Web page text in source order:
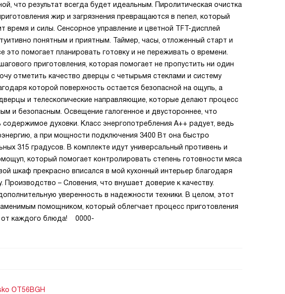
что результат всегда будет идеальным. Пиролитическая очистка
жир и загрязнения превращаются в пепел, который
время и силы. Сенсорное управление и цветной TFT-дисплей
понятным и приятным. Таймер, часы, отложенный старт и
это помогает планировать готовку и не переживать о времени.
приготовления, которая помогает не пропустить ни один
отметить качество дверцы с четырьмя стеклами и систему
которой поверхность остается безопасной на ощупь, а
и телескопические направляющие, которые делают процесс
и безопасным. Освещение галогенное и двустороннее, что
духовки. Класс энергопотребления A++ радует, ведь
а при мощности подключения 3400 Вт она быстро
315 градусов. В комплекте идут универсальный противень и
который помогает контролировать степень готовности мяса
шкаф прекрасно вписался в мой кухонный интерьер благодаря
Производство – Словения, что внушает доверие к качеству.
уверенность в надежности техники. В целом, этот
помощником, который облегчает процесс приготовления
от каждого блюда! 0000-
OT56BGH